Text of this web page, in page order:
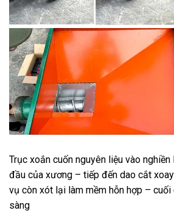
Trục xoắn cuốn nguyên liệu vào
đầu của xương – tiếp đến dao cắt
vụ còn xót lại làm mềm hỗn hợp – cuối
sàng